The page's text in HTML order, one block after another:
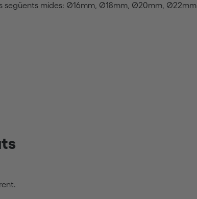
següents mides: Ø16mm, Ø18mm, Ø20mm, Ø22mm,